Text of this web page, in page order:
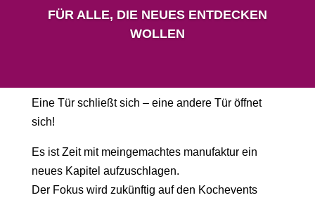
FÜR ALLE, DIE NEUES ENTDECKEN
WOLLEN
Eine Tür schließt sich – eine andere Tür öffnet
sich!
Es ist Zeit mit meingemachtes manufaktur ein
neues Kapitel aufzuschlagen.
Der Fokus wird zukünftig auf den Kochevents